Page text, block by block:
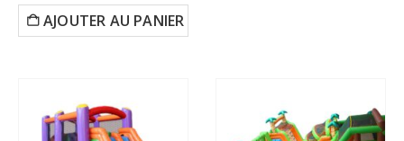
AJOUTER AU PANIER